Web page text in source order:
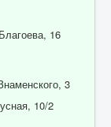
16
3
10/2